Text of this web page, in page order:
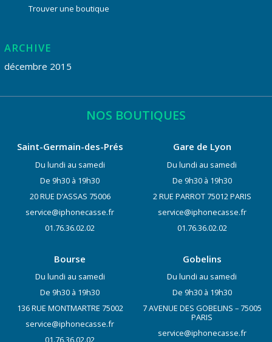
Trouver une boutique
ARCHIVE
décembre 2015
NOS BOUTIQUES
Saint-Germain-des-Prés
Du lundi au samedi
De 9h30 à 19h30
20 RUE D’ASSAS 75006
service@iphonecasse.fr
01.76.36.02.02
Gare de Lyon
Du lundi au samedi
De 9h30 à 19h30
2 RUE PARROT 75012 PARIS
service@iphonecasse.fr
01.76.36.02.02
Bourse
Du lundi au samedi
De 9h30 à 19h30
136 RUE MONTMARTRE 75002
service@iphonecasse.fr
01.76.36.02.02
Gobelins
Du lundi au samedi
De 9h30 à 19h30
7 AVENUE DES GOBELINS – 75005
PARIS
service@iphonecasse.fr